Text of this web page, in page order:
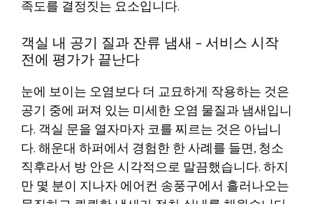
족도를 결정짓는 요소입니다.
객실 내 공기 질과 잔류 냄새 – 서비스 시작
전에 평가가 끝난다
눈에 보이는 오염보다 더 교묘하게 작용하는 것은
공기 중에 퍼져 있는 미세한 오염 물질과 냄새입니
다. 객실 문을 열자마자 코를 찌르는 것은 아닙니
다. 해운대 하퍼에서 경험한 한 사례를 들면, 청소
직후라서 방 안은 시각적으로 말끔했습니다. 하지
만 몇 분이 지나자 에어컨 송풍구에서 흘러나오는